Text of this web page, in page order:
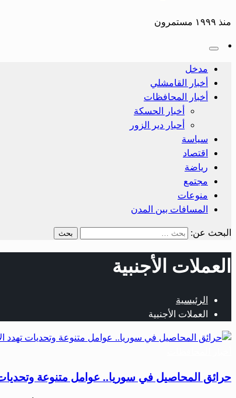
منذ ١٩٩٩ مستمرون
مدخل
أخبار القامشلي
أخبار المحافظات
أخبار الحسكة
أحبار دير الزور
سياسة
اقتصاد
رياضة
مجتمع
منوعات
المسافات بين المدن
البحث عن:
العملات الأجنبية
الرئيسية
العملات الأجنبية
حرائق المحاصيل في سوريا.. عوامل متنوعة وتحديات